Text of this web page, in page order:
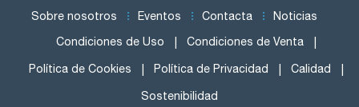
Sobre nosotros Eventos Contacta Noticias
Condiciones de Uso Condiciones de Venta
Política de Cookies Política de Privacidad Calidad
Sostenibilidad